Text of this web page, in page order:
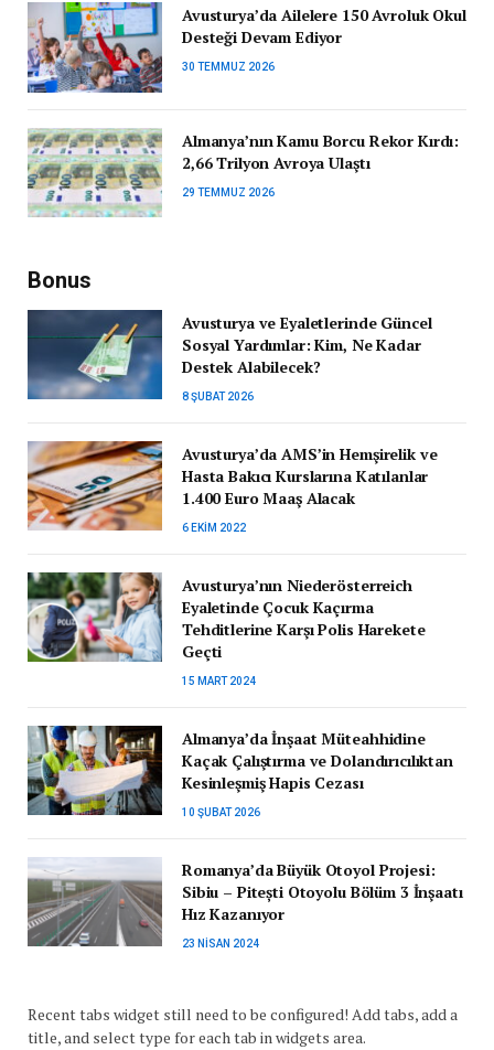
Avusturya’da Ailelere 150 Avroluk Okul
Desteği Devam Ediyor
30 TEMMUZ 2026
Almanya’nın Kamu Borcu Rekor Kırdı:
2,66 Trilyon Avroya Ulaştı
29 TEMMUZ 2026
Bonus
Avusturya ve Eyaletlerinde Güncel
Sosyal Yardımlar: Kim, Ne Kadar
Destek Alabilecek?
8 ŞUBAT 2026
Avusturya’da AMS’in Hemşirelik ve
Hasta Bakıcı Kurslarına Katılanlar
1.400 Euro Maaş Alacak
6 EKIM 2022
Avusturya’nın Niederösterreich
Eyaletinde Çocuk Kaçırma
Tehditlerine Karşı Polis Harekete
Geçti
15 MART 2024
Almanya’da İnşaat Müteahhidine
Kaçak Çalıştırma ve Dolandırıcılıktan
Kesinleşmiş Hapis Cezası
10 ŞUBAT 2026
Romanya’da Büyük Otoyol Projesi:
Sibiu – Pitești Otoyolu Bölüm 3 İnşaatı
Hız Kazanıyor
23 NISAN 2024
Recent tabs widget still need to be configured! Add tabs, add a
title, and select type for each tab in widgets area.